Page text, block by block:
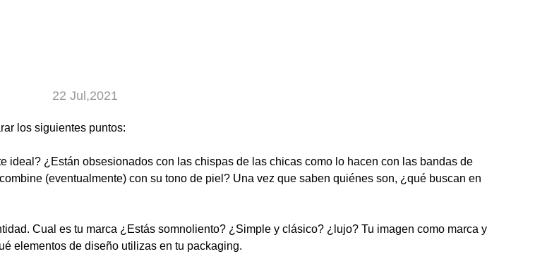
22 Jul,2021
los siguientes puntos:
ideal? ¿Están obsesionados con las chispas de las chicas como lo hacen con las bandas de
(eventualmente) con su tono de piel? Una vez que saben quiénes son, ¿qué buscan en
Cual es tu marca ¿Estás somnoliento? ¿Simple y clásico? ¿lujo? Tu imagen como marca y
elementos de diseño utilizas en tu packaging.